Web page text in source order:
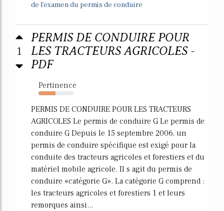
de l'examen du permis de conduire
1
PERMIS DE CONDUIRE POUR
LES TRACTEURS AGRICOLES -
PDF
Pertinence
48%
PERMIS DE CONDUIRE POUR LES TRACTEURS
AGRICOLES Le permis de conduire G Le permis de
conduire G Depuis le 15 septembre 2006, un
permis de conduire spécifique est exigé pour la
conduite des tracteurs agricoles et forestiers et du
matériel mobile agricole. Il s agit du permis de
conduire «catégorie G». La catégorie G comprend :
les tracteurs agricoles et forestiers 1 et leurs
remorques ainsi...